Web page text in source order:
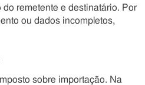
remetente e destinatário. Por
ou dados incompletos,
sobre importação. Na